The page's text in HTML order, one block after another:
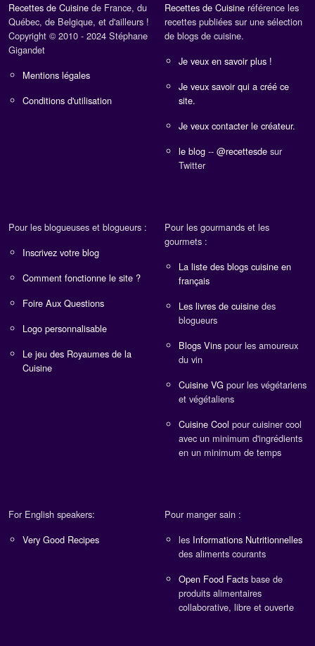
Recettes de Cuisine de France, du
Québec, de Belgique, et d'ailleurs !
Copyright © 2010 - 2024 Stéphane
Gigandet
Mentions légales
Conditions d'utilisation
Recettes de Cuisine référence les
recettes publiées sur une sélection
de blogs de cuisine.
Je veux en savoir plus !
Je veux savoir qui a créé ce
site.
Je veux contacter le créateur.
le blog -- @recettesde sur
Twitter
Pour les blogueuses et blogueurs :
Inscrivez votre blog
Comment fonctionne le site ?
Foire Aux Questions
Logo personnalisable
Le jeu des Royaumes de la
Cuisine
Pour les gourmands et les
gourmets :
La liste des blogs cuisine en
français
Les livres de cuisine des
blogueurs
Blogs Vins pour les amoureux
du vin
Cuisine VG pour les végétariens
et végétaliens
Cuisine Cool pour cuisiner cool
avec un minimum d'ingrédients
en un minimum de temps
For English speakers:
Very Good Recipes
Pour manger sain :
les Informations Nutritionnelles
des aliments courants
Open Food Facts base de
produits alimentaires
collaborative, libre et ouverte